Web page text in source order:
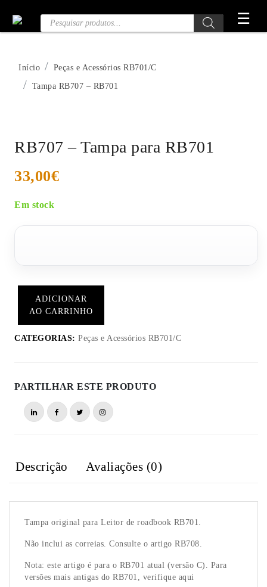
para
o
Pesquisa
☰
Início Peças e Acessórios RB701/C
Tampa RB707 – RB701
RB707 – Tampa para RB701
33,00€
Em stock
ADICIONAR
AO CARRINHO
CATEGORIAS: Peças e Acessórios RB701/C
PARTILHAR ESTE PRODUTO
Descrição Avaliações (0)
Tampa original para Leitor de roadbook RB701.
Não inclui as correias. Consulte o artigo RB708.
Nota: este artigo é para o RB701 atual (versão C). Para
versões mais antigas do RB701, verifique aqui